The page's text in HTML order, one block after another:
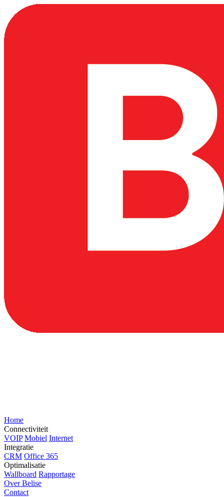
Home
Connectiviteit
VOIP Mobiel Internet
Integratie
CRM Office 365
Optimalisatie
Wallboard Rapportage
Over Belise
Contact